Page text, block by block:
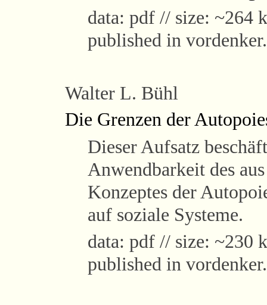
data: pdf // size: ~264
published in
Walter L. Bühl
Die Grenzen der
Dieser Aufsatz
Anwendbarkeit des
Konzeptes der
auf soziale Systeme.
data: pdf // size: ~230
published in